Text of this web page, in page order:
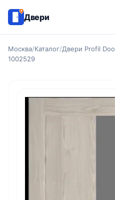
Двери
Москва/Каталог/Двери Profil
1002529